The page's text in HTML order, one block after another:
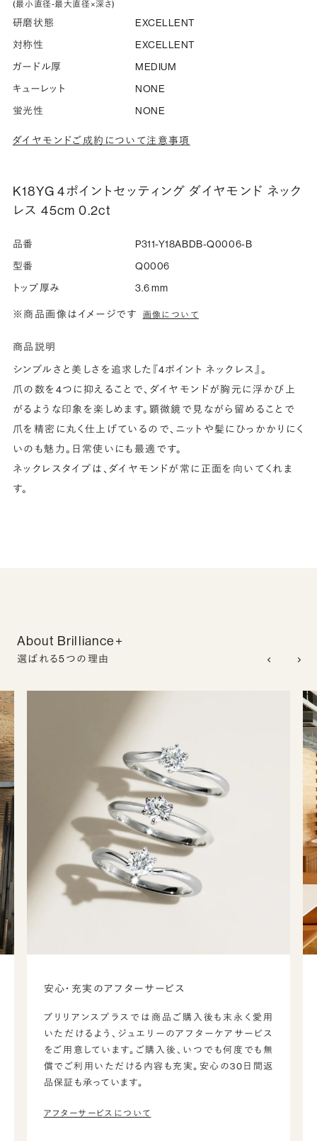
(最小直径-最大直径×深さ)
研磨状態
EXCELLENT
対称性
EXCELLENT
ガードル厚
MEDIUM
キューレット
NONE
蛍光性
NONE
ダイヤモンドご成約について注意事項
K18YG 4ポイントセッティング ダイヤモンド ネック
レス 45cm 0.2ct
品番
P311-Y18ABDB-Q0006-B
型番
Q0006
トップ厚み
3.6 mm
※商品画像はイメージです 画像について
商品説明
シンプルさと美しさを追求した『4ポイント ネックレス』。
爪の数を4つに抑えることで、ダイヤモンドが胸元に浮かび上
がるような印象を楽しめます。顕微鏡で見ながら留めることで
爪を精密に丸く仕上げているので、ニットや髪にひっかかりにく
いのも魅力。日常使いにも最適です。
ネックレスタイプは、ダイヤモンドが常に正面を向いてくれま
す。
About Brilliance+
選ばれる5つの理由
安心・充実のアフターサービス
ブリリアンスプラスでは商品ご購入後も末永く愛用
いただけるよう、ジュエリーのアフターケアサービス
をご用意しています。ご購入後、いつでも何度でも無
償でご利用いただける内容も充実。安心の30日間返
品保証も承っています。
アフターサービスについて